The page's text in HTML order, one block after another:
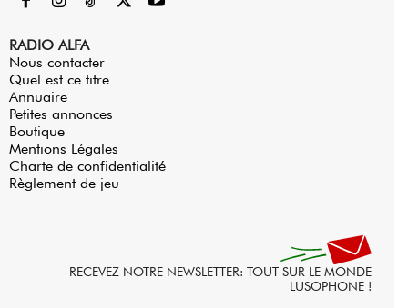
RADIO ALFA
Nous contacter
Quel est ce titre
Annuaire
Petites annonces
Boutique
Mentions Légales
Charte de confidentialité
Règlement de jeu
RECEVEZ NOTRE NEWSLETTER: TOUT SUR LE MONDE
LUSOPHONE !